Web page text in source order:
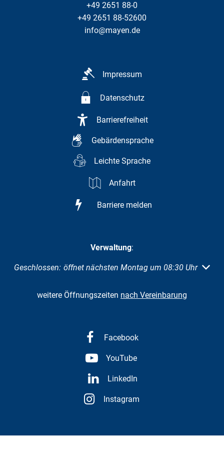
+49 2651 88-0
+49 2651 88-52600
info@mayen.de
Impressum
Datenschutz
Barrierefreiheit
Gebärdensprache
Leichte Sprache
Anfahrt
Barriere melden
Verwaltung:
Klicken, um weitere Öffnungs- oder Schließzeiten
Geschlossen: öffnet nächsten Montag um 08:30 Uhr
weitere Öffnungszeiten nach Vereinbarung
Facebook
YouTube
LinkedIn
Instagram